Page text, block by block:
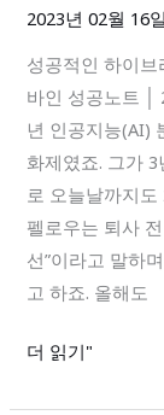
2023년 02월 16일
성공적인 하이브
바인 성공노트 │
년 인공지능(AI)
화제였죠. 그가
로 오늘날까지도
펠로우는 퇴사
선”이라고 말하
고 하죠. 올해도
리
드
근
무,
기
업
에
게
요
더 읽기"